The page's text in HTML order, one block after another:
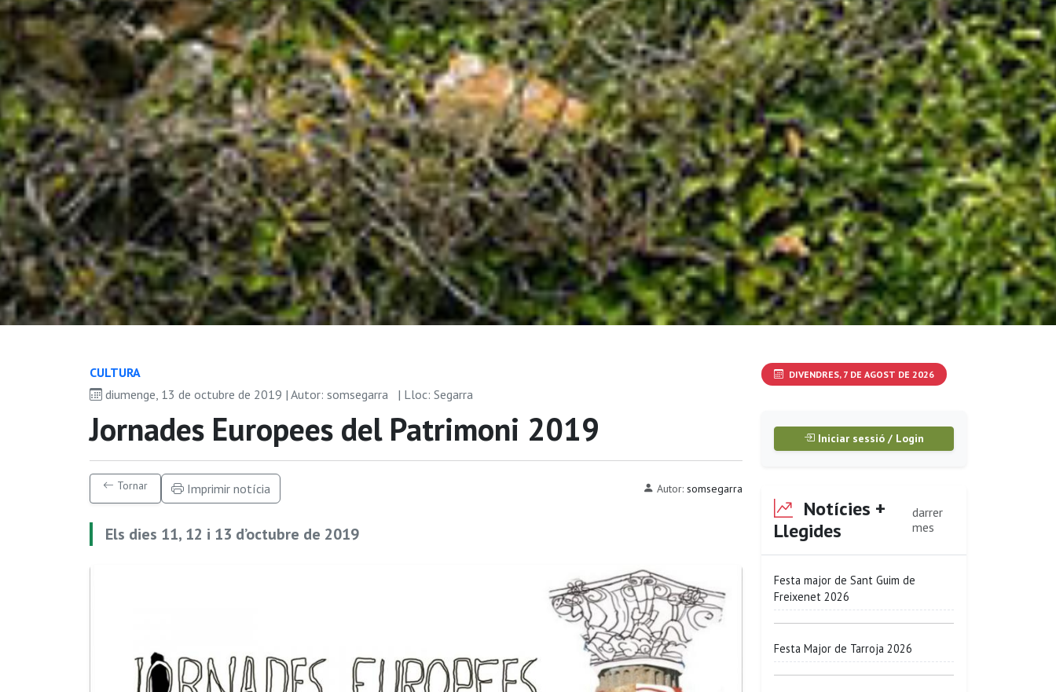
CULTURA
diumenge, 13 de octubre de 2019 | Autor: somsegarra
| Lloc: Segarra
Jornades Europees del Patrimoni 2019
Tornar Imprimir notícia Autor: somsegarra
Els dies 11, 12 i 13 d’octubre de 2019
DIVENDRES, 7 DE AGOST DE 2026
Iniciar sessió / Login
Notícies +
Llegides
darrer
mes
Festa major de Sant Guim de
Freixenet 2026
Festa Major de Tarroja 2026